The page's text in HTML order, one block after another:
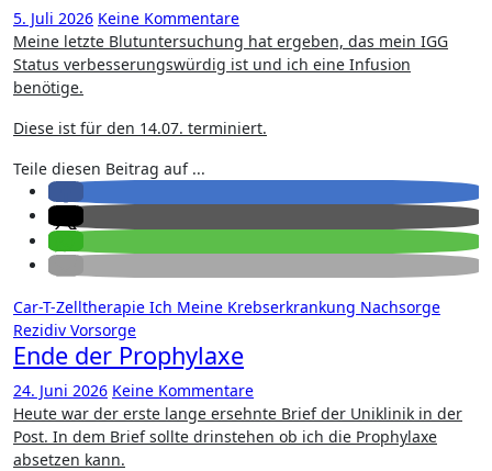
5. Juli 2026 Keine Kommentare
Meine letzte Blutuntersuchung hat ergeben, das mein IGG
Status verbesserungswürdig ist und ich eine Infusion
benötige.
Diese ist für den 14.07. terminiert.
Teile diesen Beitrag auf ...
Car-T-Zelltherapie Ich Meine Krebserkrankung Nachsorge
Rezidiv Vorsorge
Ende der Prophylaxe
24. Juni 2026 Keine Kommentare
Heute war der erste lange ersehnte Brief der Uniklinik in der
Post. In dem Brief sollte drinstehen ob ich die Prophylaxe
absetzen kann.